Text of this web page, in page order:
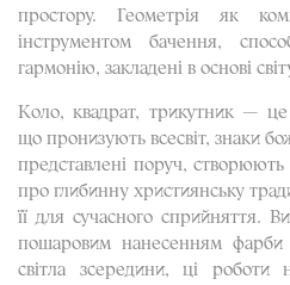
простору. Геометрія як
інструментом бачення,
гармонію, закладені в основі
Коло, квадрат, трикутник — це
що пронизують всесвіт, знаки
представлені поруч,
про глибинну християнську
її для сучасного сприйняття.
пошаровим нанесенням фарби
світла зсередини, ці